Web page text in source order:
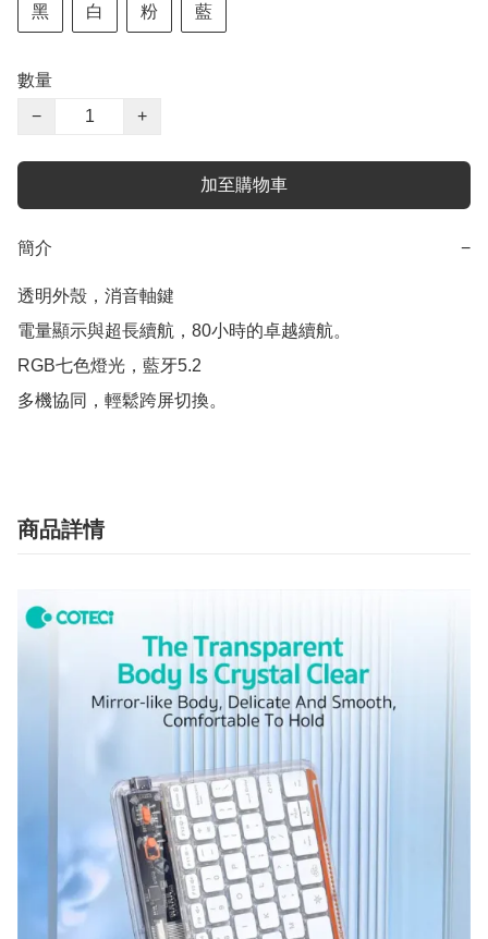
黑 白 粉 藍
數量
−
+
加至購物車
簡介 −
透明外殼，消音軸鍵
電量顯示與超長續航，80小時的卓越續航。
RGB七色燈光，藍牙5.2
商品詳情